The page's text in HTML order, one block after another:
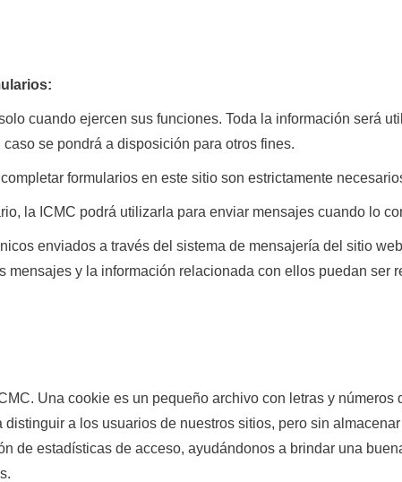
cuando ejercen sus funciones. Toda la información será
se pondrá a disposición para otros fines.
formularios en este sitio son estrictamente
la ICMC podrá utilizarla para enviar mensajes cuando lo
enviados a través del sistema de mensajería del sitio
y la información relacionada con ellos puedan ser
Una cookie es un pequeño archivo con letras y
a los usuarios de nuestros sitios, pero sin
de estadísticas de acceso, ayudándonos a brindar una